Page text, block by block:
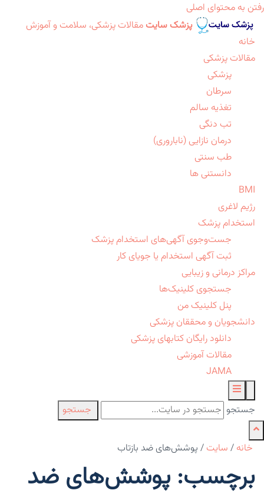
رفتن به محتوای اصلی
پزشک سایت مقالات پزشکی، سلامت و آموزش
خانه
مقالات پزشکی
پزشکی
سرطان
تغذیه سالم
تب دنگی
درمان نازایی (ناباروری)
طب سنتی
دانستنی ها
BMI
رژیم لاغری
استخدام پزشک
جست‌وجوی آگهی‌های استخدام پزشک
ثبت آگهی استخدام یا جویای کار
مراکز درمانی و زیبایی
جستجوی کلینیک‌ها
پنل کلینیک من
دانشجویان و محققان پزشکی
دانلود رایگان کتابهای پزشکی
مقالات آموزشی
JAMA
جستجو جستجو
خانه / سایت / پوشش‌های ضد بازتاب
برچسب: پوشش‌های ضد